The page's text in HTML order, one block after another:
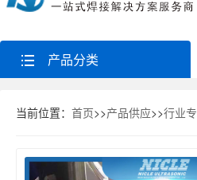
产品分类
当前位置： 首页>>产品供应>>行业